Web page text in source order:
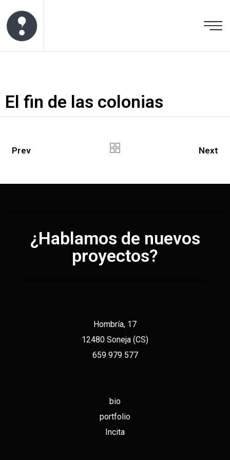
El fin de las colonias
Prev Next
¿Hablamos de nuevos
proyectos?
Hombría, 17
12480 Soneja (CS)
659 979 577
bio
portfolio
Incita